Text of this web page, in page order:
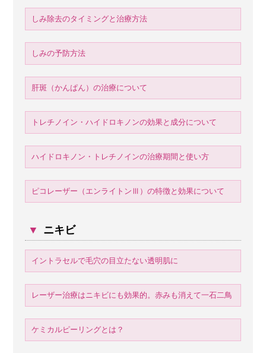
しみ除去のタイミングと治療方法
しみの予防方法
肝斑（かんぱん）の治療について
トレチノイン・ハイドロキノンの効果と成分について
ハイドロキノン・トレチノインの治療期間と使い方
ピコレーザー（エンライトンⅢ）の特徴と効果について
▼ ニキビ
イントラセルで毛穴の目立たない透明肌に
レーザー治療はニキビにも効果的。赤みも消えて一石二鳥
ケミカルピーリングとは？